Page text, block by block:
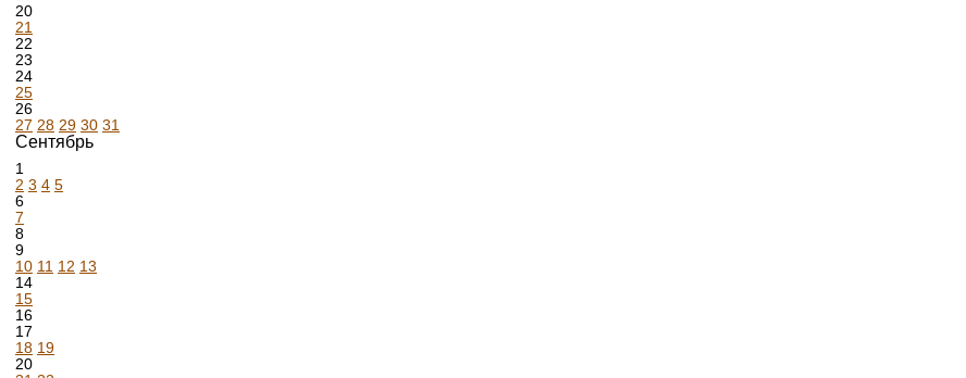
20
21
22
23
24
25
26
27 28 29 30 31
Сентябрь
1
2 3 4 5
6
7
8
9
10 11 12 13
14
15
16
17
18 19
20